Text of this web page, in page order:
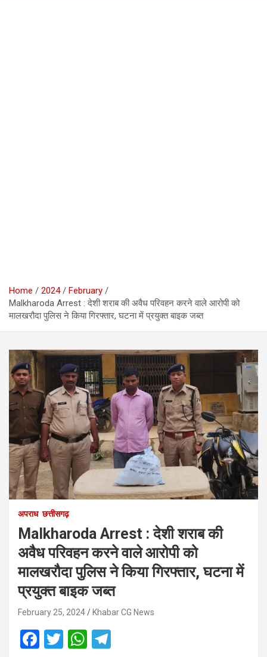
Home 2024
February
Malkharoda Arrest : देशी शराब की अवैध परिवहन करने वाले आरोपी को
मालखरौदा पुलिस ने किया गिरफ्तार, घटना में प्रयुक्त बाइक जब्त
अपराध छत्तीसगढ़
Malkharoda Arrest : देशी शराब की
अवैध परिवहन करने वाले आरोपी को
मालखरौदा पुलिस ने किया गिरफ्तार, घटना में
प्रयुक्त बाइक जब्त
February 25, 2024 Khabar CG News
F
T
W